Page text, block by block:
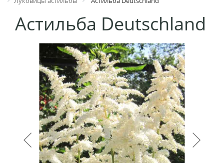
Астильба Deutschland